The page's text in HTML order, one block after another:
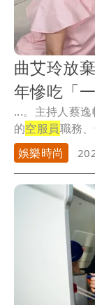
曲艾玲放
年慘吃「
...。主持人蔡
的空服員職務
新...
娛樂時尚